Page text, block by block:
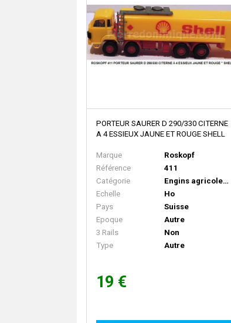
PORTEUR SAURER D 290/330 CITERNE
A 4 ESSIEUX JAUNE ET ROUGE SHELL
Marque
Roskopf
Référence
411
Catégorie
Engins agricoles/travaux
Echelle
Ho
Pays
Suisse
Epoque
Autre
3 Rails
Non
Type
Autre
19 €